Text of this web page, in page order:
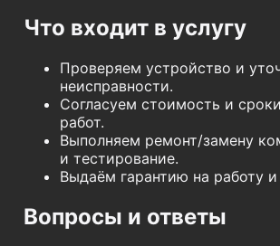
Что входит в услугу
Проверяем устройство и
неисправности.
Согласуем стоимость и
работ.
Выполняем ремонт/замену
и тестирование.
Выдаём гарантию на работу и
Вопросы и ответы